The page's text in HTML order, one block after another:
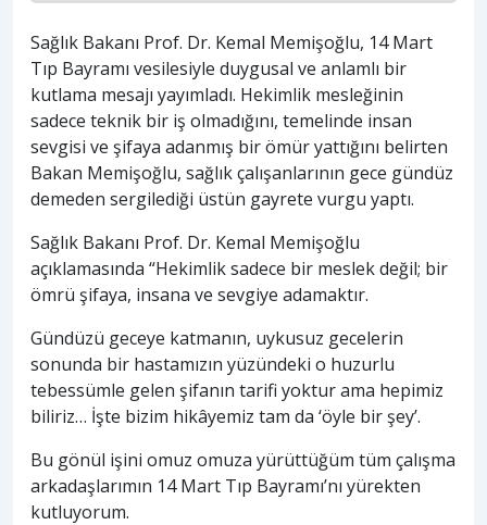
Sağlık Bakanı Prof. Dr. Kemal Memişoğlu, 14 Mart
Tıp Bayramı vesilesiyle duygusal ve anlamlı bir
kutlama mesajı yayımladı. Hekimlik mesleğinin
sadece teknik bir iş olmadığını, temelinde insan
sevgisi ve şifaya adanmış bir ömür yattığını belirten
Bakan Memişoğlu, sağlık çalışanlarının gece gündüz
demeden sergilediği üstün gayrete vurgu yaptı.
Sağlık Bakanı Prof. Dr. Kemal Memişoğlu
açıklamasında “Hekimlik sadece bir meslek değil; bir
ömrü şifaya, insana ve sevgiye adamaktır.
Gündüzü geceye katmanın, uykusuz gecelerin
sonunda bir hastamızın yüzündeki o huzurlu
tebessümle gelen şifanın tarifi yoktur ama hepimiz
biliriz… İşte bizim hikâyemiz tam da ‘öyle bir şey’.
Bu gönül işini omuz omuza yürüttüğüm tüm çalışma
arkadaşlarımın 14 Mart Tıp Bayramı’nı yürekten
kutluyorum.